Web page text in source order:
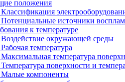
положения
источники
к температуре
Воздействие окружающей среды
температура
температура
поверхности и
Малые компоненты